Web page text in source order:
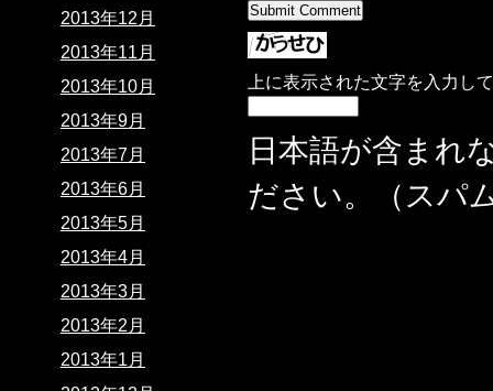
上に表示された文字を入力し
日本語が含まれ
ださい。（スパ
2013年12月
2013年11月
2013年10月
2013年9月
2013年7月
2013年6月
2013年5月
2013年4月
2013年3月
2013年2月
2013年1月